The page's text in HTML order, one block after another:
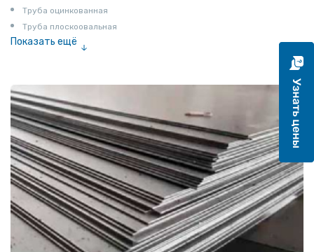
Труба оцинкованная
Труба плоскоовальная
Показать ещё